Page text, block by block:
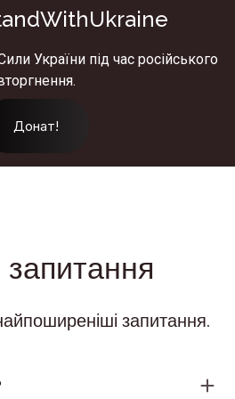
України під час російського
Донат!
запитання.